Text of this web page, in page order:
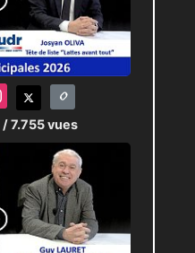
/ 7.755 vues